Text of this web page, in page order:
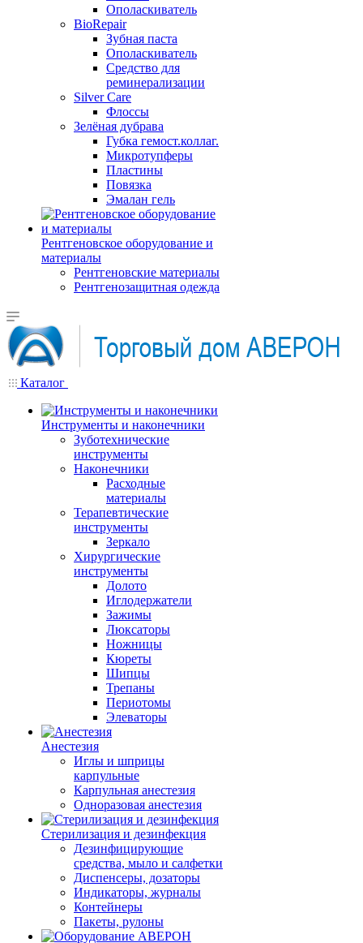
Ополаскиватель
BioRepair
Зубная паста
Ополаскиватель
Средство для
реминерализации
Silver Care
Флоссы
Зелёная дубрава
Губка гемост.коллаг.
Микротупферы
Пластины
Повязка
Эмалан гель
Рентгеновское оборудование и
материалы
Рентгеновские материалы
Рентгенозащитная одежда
Каталог
Инструменты и наконечники
Зуботехнические
инструменты
Наконечники
Расходные
материалы
Терапевтические
инструменты
Зеркало
Хирургические
инструменты
Долото
Иглодержатели
Зажимы
Люксаторы
Ножницы
Кюреты
Шипцы
Трепаны
Периотомы
Элеваторы
Анестезия
Иглы и шприцы
карпульные
Карпульная анестезия
Одноразовая анестезия
Стерилизация и дезинфекция
Дезинфицирующие
средства, мыло и салфетки
Диспенсеры, дозаторы
Индикаторы, журналы
Контейнеры
Пакеты, рулоны